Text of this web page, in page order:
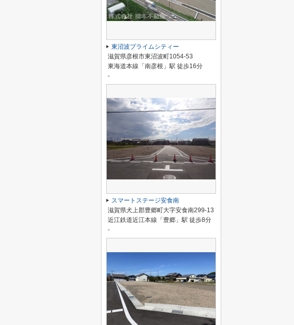
東沼波プライムシティー
滋賀県彦根市東沼波町1054-53
東海道本線「南彦根」駅 徒歩16分
-
スマートステージ安食南
滋賀県犬上郡豊郷町大字安食南299-13
近江鉄道近江本線「豊郷」駅 徒歩8分
-